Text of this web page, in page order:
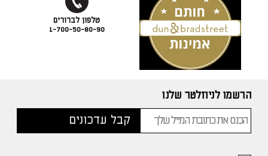
1-700-50-80-90
הרשמו לניוזלטר שלנו